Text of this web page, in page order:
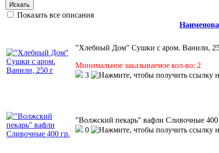
Искать
Показать все описания
"Хлебный Дом" Сушки с аром. Ванили,
Минимальное заказываемое кол-во: 2
3
"Волжский пекарь" вафли Сливочные 400
0